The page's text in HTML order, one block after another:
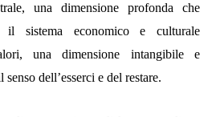
una dimensione profonda che
il sistema economico e culturale
una dimensione intangibile e
dell’esserci e del restare.